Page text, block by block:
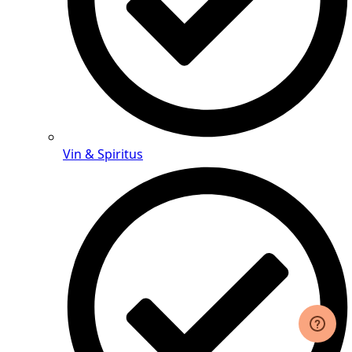
Vin & Spiritus